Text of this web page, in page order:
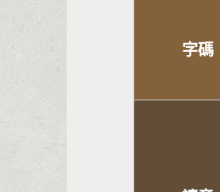
字碼